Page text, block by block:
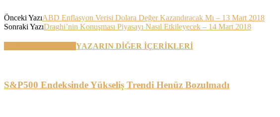
Önceki YazıABD Enflasyon Verisi Dolara Değer Kazandıracak Mı – 13 Mart 2018
Sonraki YazıDraghi’nin Konuşması Piyasayı Nasıl Etkileyecek – 14 Mart 2018
YAZARIN DİĞER İÇERİKLERİ
S&P500 Endeksinde Yükseliş Trendi Henüz Bozulmadı